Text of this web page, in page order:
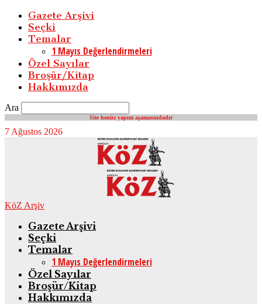
Gazete Arşivi
Seçki
Temalar
1 Mayıs Değerlendirmeleri
Özel Sayılar
Broşür/Kitap
Hakkımızda
Ara
Site henüz yapım aşamasındadır
7 Ağustos 2026
KöZ Arşiv
Gazete Arşivi
Seçki
Temalar
1 Mayıs Değerlendirmeleri
Özel Sayılar
Broşür/Kitap
Hakkımızda